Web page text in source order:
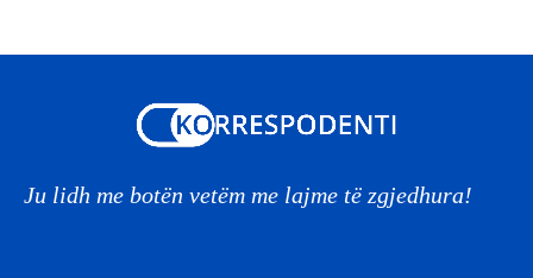
Ju lidh me botën vetëm me lajme të zgjedhura!